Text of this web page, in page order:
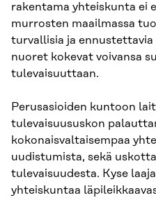
rakentama yhteiskunta ei
murrosten maailmassa
turvallisia ja ennustettavia
nuoret kokevat voivansa
tulevaisuuttaan.
Perusasioiden kuntoon
tulevaisuususkon
kokonaisvaltaisempaa
uudistumista, sekä
tulevaisuudesta. Kyse
yhteiskuntaa